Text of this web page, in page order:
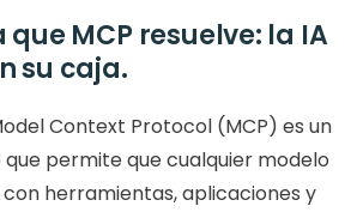
MCP resuelve: la IA
su caja.
Context Protocol (MCP) es un
permite que cualquier modelo
herramientas, aplicaciones y